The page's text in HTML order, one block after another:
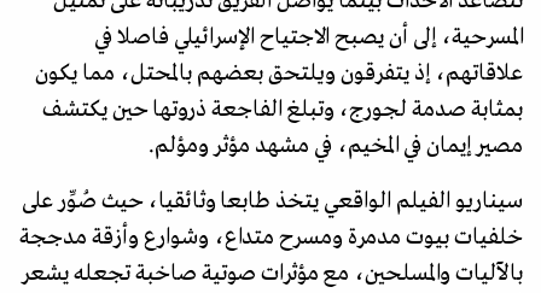
المسرحية، إلى أن يصبح الاجتياح الإسرائيلي فاصلا في
علاقاتهم، إذ يتفرقون ويلتحق بعضهم بالمحتل، مما يكون
بمثابة صدمة لجورج، وتبلغ الفاجعة ذروتها حين يكتشف
مصير إيمان في المخيم، في مشهد مؤثر ومؤلم.
سيناريو الفيلم الواقعي يتخذ طابعا وثائقيا، حيث صُوِّر على
خلفيات بيوت مدمرة ومسرح متداع، وشوارع وأزقة مدججة
بالآليات والمسلحين، مع مؤثرات صوتية صاخبة تجعله يشعر